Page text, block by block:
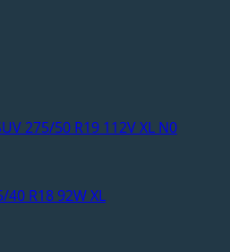
R18 92W XL